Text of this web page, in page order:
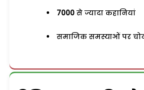
7000 से ज्यादा कहानियां
समाजिक समस्याओं पर